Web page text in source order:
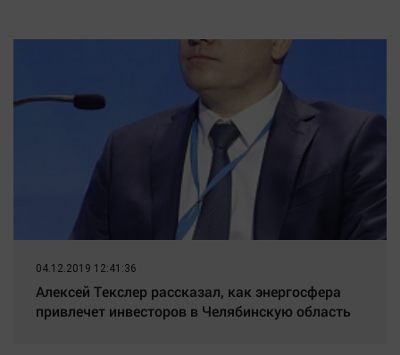
04.12.2019 12:41:36
Алексей Текслер рассказал, как энергосфера
привлечет инвесторов в Челябинскую область